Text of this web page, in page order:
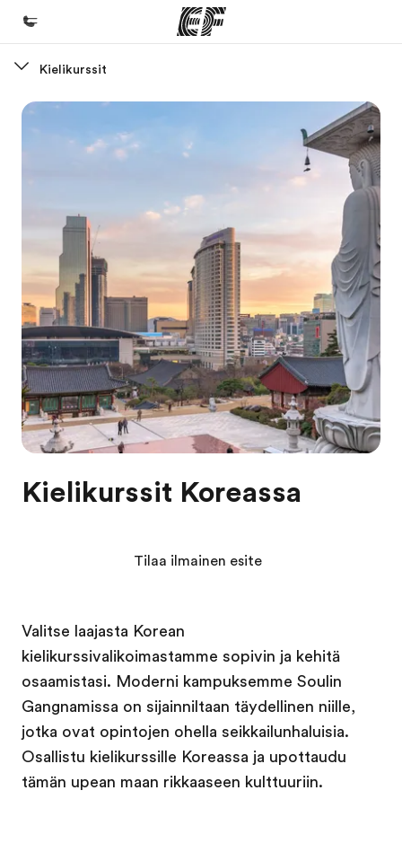
Tervetuloa EF:n maailmaan
Kaikki EF-ohjelmat
EF-toimistot
Etsi toimisto lähelläsi
Tietoa Meistä -sivustolla
Tutustu meihin tarkemmin
Työpaikat EF:llä
Liity joukkoomme
Kielikurssit
Kielikurssit Koreassa
Valitse laajasta Korean
kielikurssivalikoimastamme sopivin ja kehitä
osaamistasi. Moderni kampuksemme Soulin
Gangnamissa on sijainniltaan täydellinen niille,
jotka ovat opintojen ohella seikkailunhaluisia.
Osallistu kielikurssille Koreassa ja upottaudu
tämän upean maan rikkaaseen kulttuuriin.
Tilaa ilmainen esite